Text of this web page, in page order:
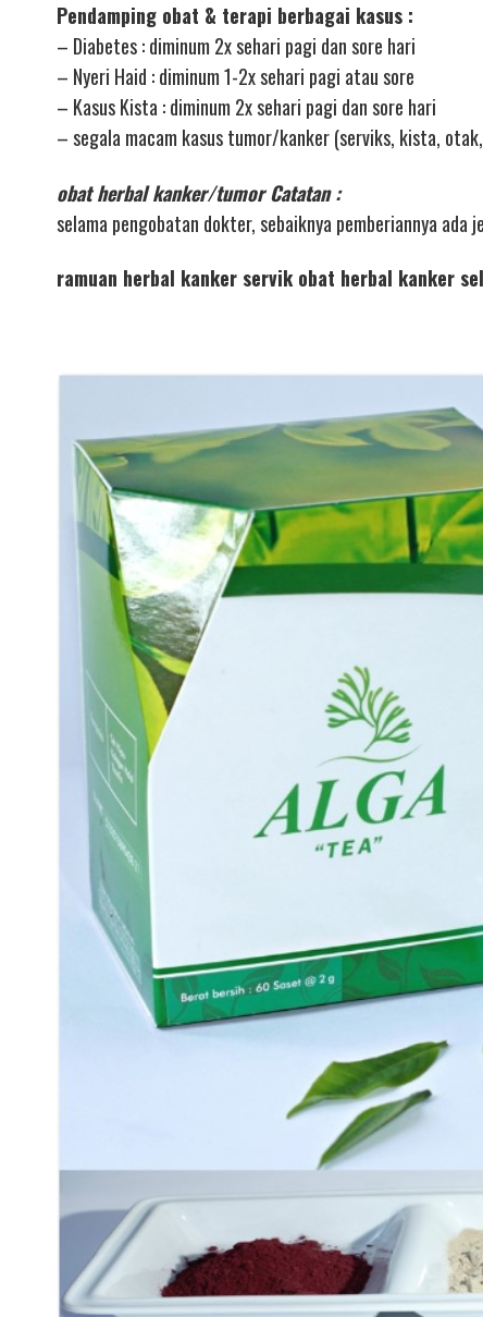
Pendamping obat & terapi berbagai kasus :
– Diabetes : diminum 2x sehari pagi dan sore hari
– Nyeri Haid : diminum 1-2x sehari pagi atau sore
– Kasus Kista : diminum 2x sehari pagi dan sore hari
– segala macam kasus tumor/kanker (serviks, kista,
obat herbal kanker/tumor Catatan :
selama pengobatan dokter, sebaiknya pemberiannya
ramuan herbal kanker servik obat herbal kanker